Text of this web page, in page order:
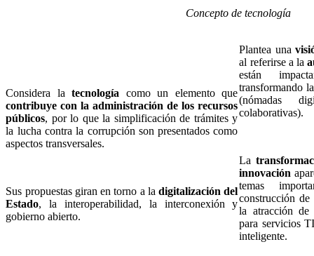
Concepto de tecnología
Considera latecnología como un elemento que
contribuye con la administración de los recursos
públicos, por lo que la simplificación de trámites y
la lucha contra la corrupción son presentados como
aspectos transversales.
Sus propuestas giran en torno a ladigitalización del
Estado, la interoperabilidad, la interconexión y
gobierno abierto.
Plantea una
al referirse a la
están
transformando
(nómadas
colaborativas).
La
innovación
temas
construcción de
la atracción de
para servicios
inteligente.